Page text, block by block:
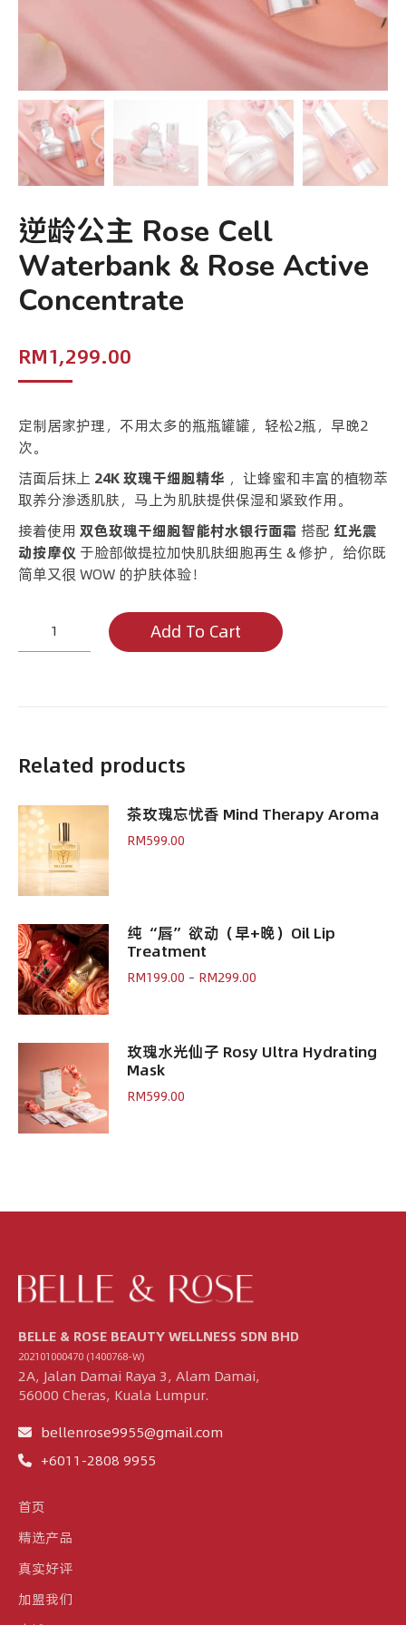
逆龄公主 Rose Cell
Waterbank & Rose Active
Concentrate
RM1,299.00
定制居家护理，不用太多的瓶瓶罐罐，轻松2瓶，早晚2
次。
洁面后抹上 24K 玫瑰干细胞精华 ，让蜂蜜和丰富的植物萃
取养分渗透肌肤，马上为肌肤提供保湿和紧致作用。
接着使用 双色玫瑰干细胞智能村水银行面霜 搭配 红光震
动按摩仪 于脸部做提拉加快肌肤细胞再生 & 修护，给你既
简单又很 WOW 的护肤体验！
Waterbank
&
Active
Concentrate
quantity
Add To Cart
Related products
茶玫瑰忘忧香 Mind Therapy Aroma
RM599.00
纯“唇”欲动（早+晚）Oil Lip
Treatment
RM199.00 – RM299.00
玫瑰水光仙子 Rosy Ultra Hydrating
Mask
RM599.00
BELLE & ROSE BEAUTY WELLNESS SDN BHD
202101000470 (1400768-W)
2A, Jalan Damai Raya 3, Alam Damai,
56000 Cheras, Kuala Lumpur.
bellenrose9955@gmail.com
+6011-2808 9955
首页
精选产品
真实好评
加盟我们